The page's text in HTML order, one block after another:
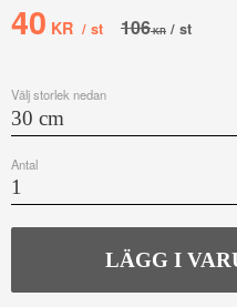
Nedsatt pris:
40 KR / st Ordinarie pris:
106KR / st
Välj storlek nedan
Antal